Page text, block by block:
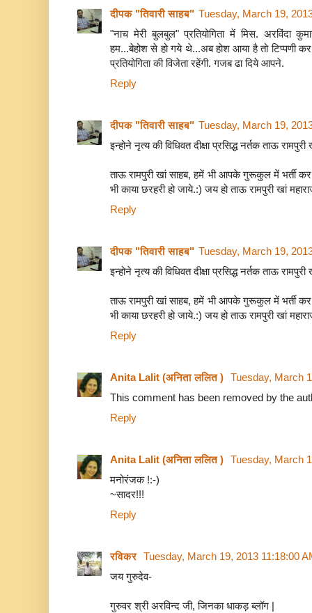
दीपक "तिवारी साहब" Tuesday, March 19,
"नाच मेरी बुलबुल" प्रतियोगिता में मिस. अरविंदा
हम...बेहोश से हो गये थे...अब होश आया है तो टिप्पणी
प्रतियोगिता की विजेता रहेंगी. गजब ढा दिये आपने.
Reply
दीपक "तिवारी साहब" Tuesday, March 19,
इन्होने नृत्य की विधिवत दीक्षा प्रसिद्ध नर्तक ताऊ
ताऊ रामपुरी खां साहब, हमें भी आपके गुरूकुल में भर्ती
भी काया छरहरी हो जाये.:) जय हो ताऊ रामपुरी खां
Reply
दीपक "तिवारी साहब" Tuesday, March 19,
इन्होने नृत्य की विधिवत दीक्षा प्रसिद्ध नर्तक ताऊ
ताऊ रामपुरी खां साहब, हमें भी आपके गुरूकुल में भर्ती
भी काया छरहरी हो जाये.:) जय हो ताऊ रामपुरी खां
Reply
Anita Lalit (अनिता ललित ) Tuesday, March
This comment has been removed by the
Reply
Anita Lalit (अनिता ललित ) Tuesday, March
मनोरंजक !:-)
~सादर!!!
Reply
रविकर Tuesday, March 19, 2013 11:18:00
जय गुरुदेव-
गुरुवर श्री अरविन्द जी, जिनका धाकड़ ब्लॉग |